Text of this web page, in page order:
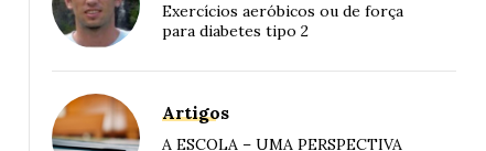
Exercícios aeróbicos ou de força
para diabetes tipo 2
Artigos
A ESCOLA – UMA PERSPECTIVA